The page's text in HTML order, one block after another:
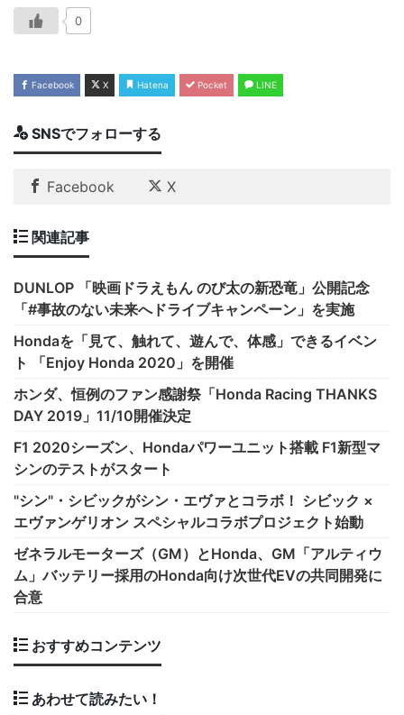
0
Facebook X Hatena Pocket LINE
SNSでフォローする
Facebook X
関連記事
DUNLOP 「映画ドラえもん のび太の新恐竜」公開記念
「#事故のない未来へドライブキャンペーン」を実施
Hondaを「見て、触れて、遊んで、体感」できるイベン
ト 「Enjoy Honda 2020」を開催
ホンダ、恒例のファン感謝祭「Honda Racing THANKS
DAY 2019」11/10開催決定
F1 2020シーズン、Hondaパワーユニット搭載 F1新型マ
シンのテストがスタート
"シン"・シビックがシン・エヴァとコラボ！ シビック ×
エヴァンゲリオン スペシャルコラボプロジェクト始動
ゼネラルモーターズ（GM）とHonda、GM「アルティウ
ム」バッテリー採用のHonda向け次世代EVの共同開発に
合意
おすすめコンテンツ
あわせて読みたい！